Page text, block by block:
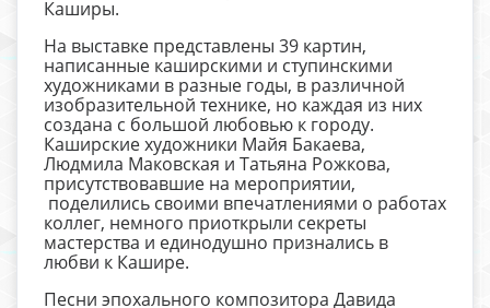
Каширы.
На выставке представлены 39 картин,
написанные каширскими и ступинскими
художниками в разные годы, в различной
изобразительной технике, но каждая из них
создана с большой любовью к городу.
Каширские художники Майя Бакаева,
Людмила Маковская и Татьяна Рожкова,
присутствовавшие на мероприятии,
поделились своими впечатлениями о работах
коллег, немного приоткрыли секреты
мастерства и единодушно признались в
любви к Кашире.
Песни эпохального композитора Давида